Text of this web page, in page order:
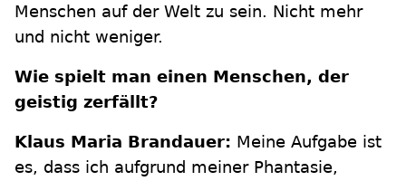
Menschen auf der Welt zu sein. Nicht mehr
und nicht weniger.
Wie spielt man einen Menschen, der
geistig zerfällt?
Klaus Maria Brandauer: Meine Aufgabe ist
es, dass ich aufgrund meiner Phantasie,